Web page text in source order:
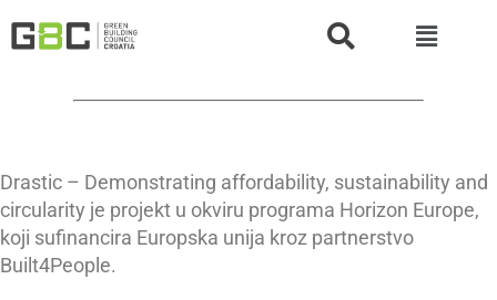
Drastic – Demonstrating affordability, sustainability and
circularity je projekt u okviru programa Horizon Europe,
koji sufinancira Europska unija kroz partnerstvo
Built4People.